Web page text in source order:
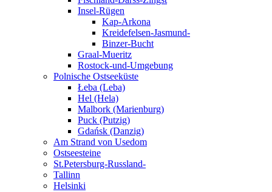
Insel-Rügen
Kap-Arkona
Kreidefelsen-Jasmund-
Binzer-Bucht
Graal-Mueritz
Rostock-und-Umgebung
Polnische Ostseeküste
Łeba (Leba)
Hel (Hela)
Malbork (Marienburg)
Puck (Putzig)
Gdańsk (Danzig)
Am Strand von Usedom
Ostseesteine
St.Petersburg-Russland-
Tallinn
Helsinki